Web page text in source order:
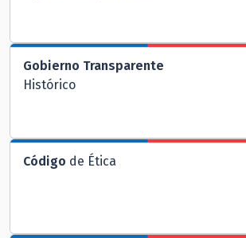
Gobierno Transparente
Histórico
Código de Ética